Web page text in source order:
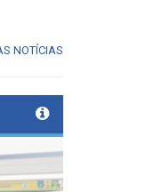
NOTÍCIAS